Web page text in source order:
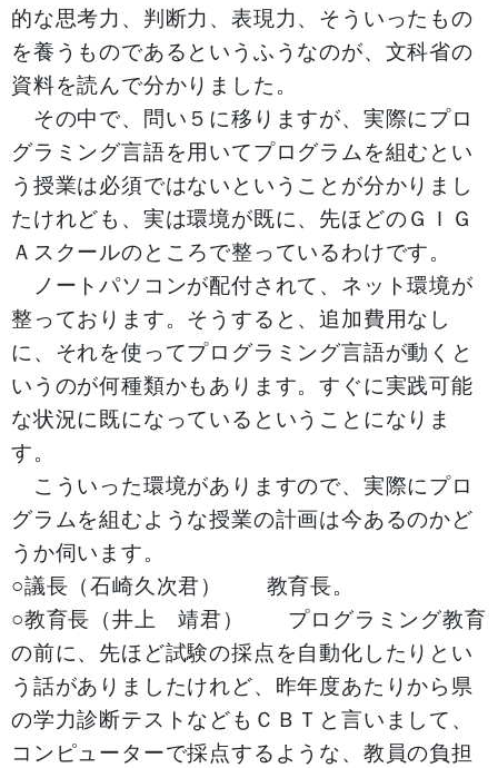
的な思考力、判断力、表現力、そういったもの
を養うものであるというふうなのが、文科省の
資料を読んで分かりました。
その中で、問い５に移りますが、実際にプロ
グラミング言語を用いてプログラムを組むとい
う授業は必須ではないということが分かりまし
たけれども、実は環境が既に、先ほどのＧＩＧ
Ａスクールのところで整っているわけです。
ノートパソコンが配付されて、ネット環境が
整っております。そうすると、追加費用なし
に、それを使ってプログラミング言語が動くと
いうのが何種類かもあります。すぐに実践可能
な状況に既になっているということになりま
す。
こういった環境がありますので、実際にプロ
グラムを組むような授業の計画は今あるのかど
うか伺います。
○議長（石崎久次君） 教育長。
○教育長（井上 靖君） プログラミング教育
の前に、先ほど試験の採点を自動化したりとい
う話がありましたけれど、昨年度あたりから県
の学力診断テストなどもＣＢＴと言いまして、
コンピューターで採点するような、教員の負担